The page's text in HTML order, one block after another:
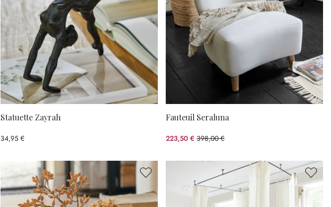
Statuette Zayrah
34,95 €
Fauteuil Seraluna
223,50 € 398,00 €
(43.84%spared)